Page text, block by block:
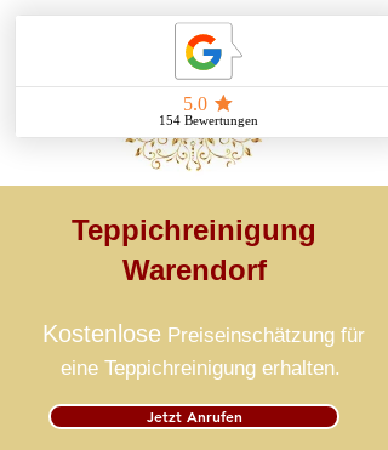
Teppichreinigung
Warendorf
Kostenlose Preiseinschätzung für
eine Teppichreinigung erhalten.
Jetzt Anrufen